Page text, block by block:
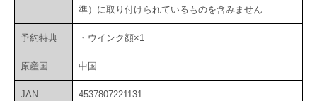
準）に取り付けられているものを含みません
予約特典 ・ウインク顔×1
原産国 中国
JAN 4537807221131